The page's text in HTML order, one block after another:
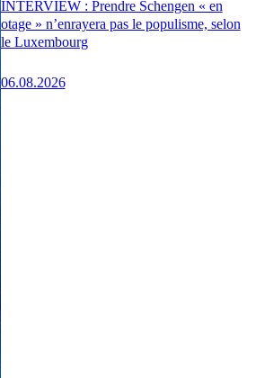
INTERVIEW : Prendre Schengen « en
otage » n’enrayera pas le populisme, selon
le Luxembourg
06.08.2026